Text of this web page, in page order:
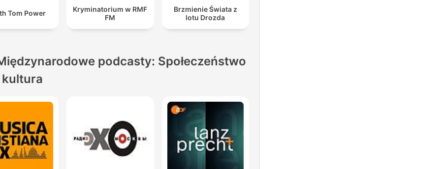
Tom Power
Kryminatorium w RMF
FM
Brzmienie Świata z
lotu Drozda
podcasty: Społeczeństwo
kultura